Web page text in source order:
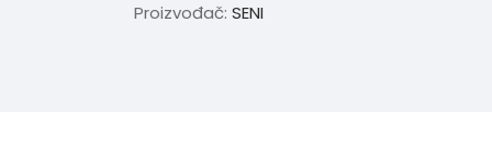
Proizvođač: SENI